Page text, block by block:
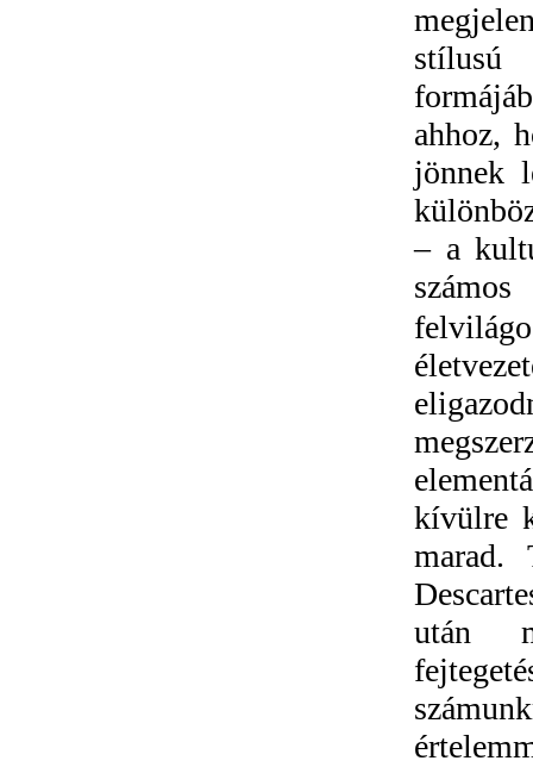
stílusú
ahhoz,
jönnek
– a
e
kívülre
marad.
után